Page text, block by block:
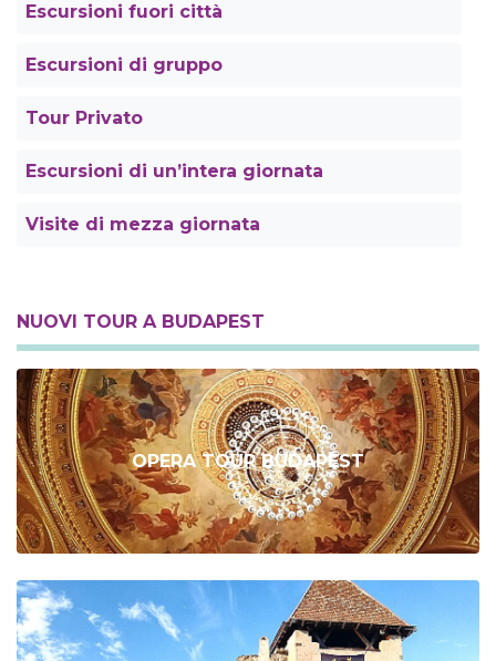
Escursioni fuori città
Escursioni di gruppo
Tour Privato
Escursioni di un’intera giornata
Visite di mezza giornata
NUOVI TOUR A BUDAPEST
OPERA TOUR BUDAPEST